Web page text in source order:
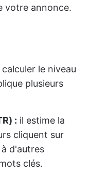
votre annonce.
le niveau
plusieurs
: il estime la
cliquent sur
d'autres
clés.